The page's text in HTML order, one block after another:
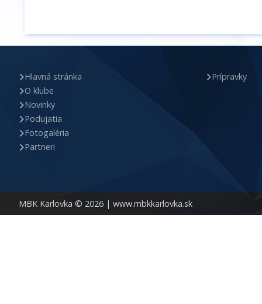
MBK Karlovka © 2026 | www.mbkkarlovka.sk
Hlavná stránka
O klube
Novinky
Podujatia
Fotogaléria
Partneri
Prípravky